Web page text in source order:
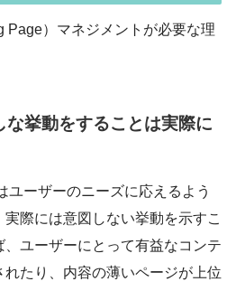
Page）マネジメントが必要な理
挙動をすることは実際に
ユーザーのニーズに応えるよう
際には意図しない挙動を示すこ
ユーザーにとって有益なコンテ
たり、内容の薄いページが上位